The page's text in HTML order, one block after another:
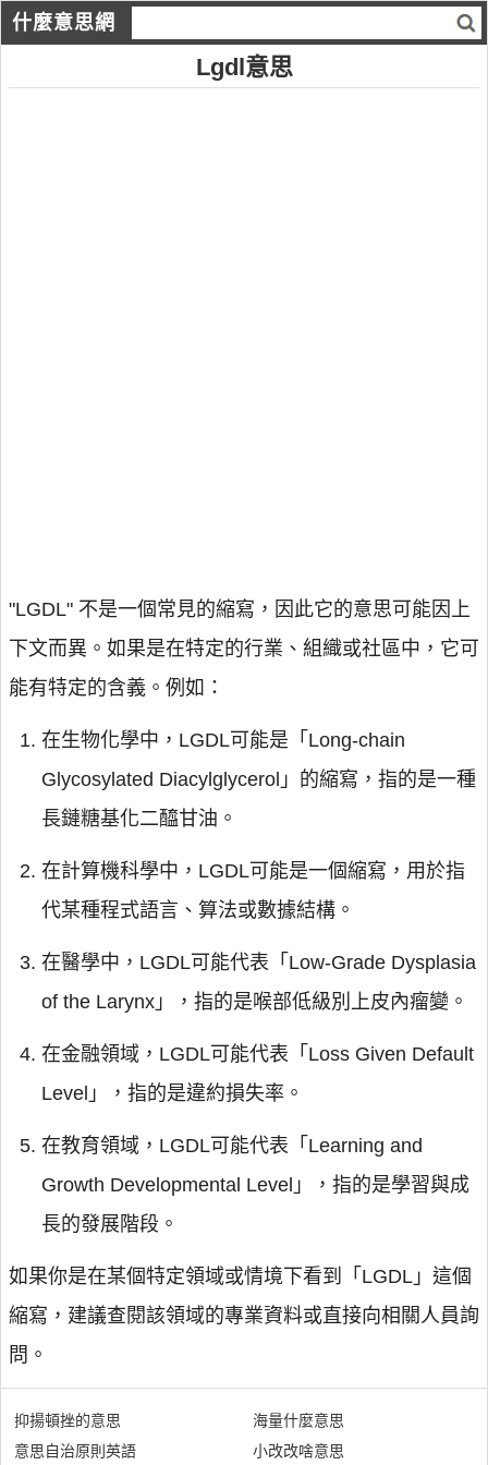
什麼意思網
Lgdl意思
"LGDL" 不是一個常見的縮寫，因此它的意思可能因上
下文而異。如果是在特定的行業、組織或社區中，它可
能有特定的含義。例如：
在生物化學中，LGDL可能是「Long-chain
Glycosylated Diacylglycerol」的縮寫，指的是一種
長鏈糖基化二醯甘油。
在計算機科學中，LGDL可能是一個縮寫，用於指
代某種程式語言、算法或數據結構。
在醫學中，LGDL可能代表「Low-Grade Dysplasia
of the Larynx」，指的是喉部低級別上皮內瘤變。
在金融領域，LGDL可能代表「Loss Given Default
Level」，指的是違約損失率。
在教育領域，LGDL可能代表「Learning and
Growth Developmental Level」，指的是學習與成
長的發展階段。
如果你是在某個特定領域或情境下看到「LGDL」這個
縮寫，建議查閱該領域的專業資料或直接向相關人員詢
問。
抑揚頓挫的意思
意思自治原則英語
海量什麼意思
小改改啥意思